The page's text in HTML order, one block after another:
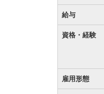
給与
資格・経験
雇用形態